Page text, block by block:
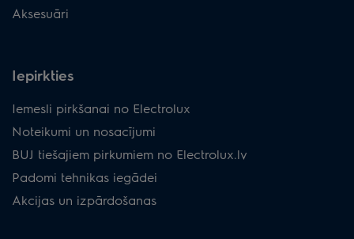
Aksesuāri
Iepirkties
Iemesli pirkšanai no Electrolux
Noteikumi un nosacījumi
BUJ tiešajiem pirkumiem no Electrolux.lv
Padomi tehnikas iegādei
Akcijas un izpārdošanas